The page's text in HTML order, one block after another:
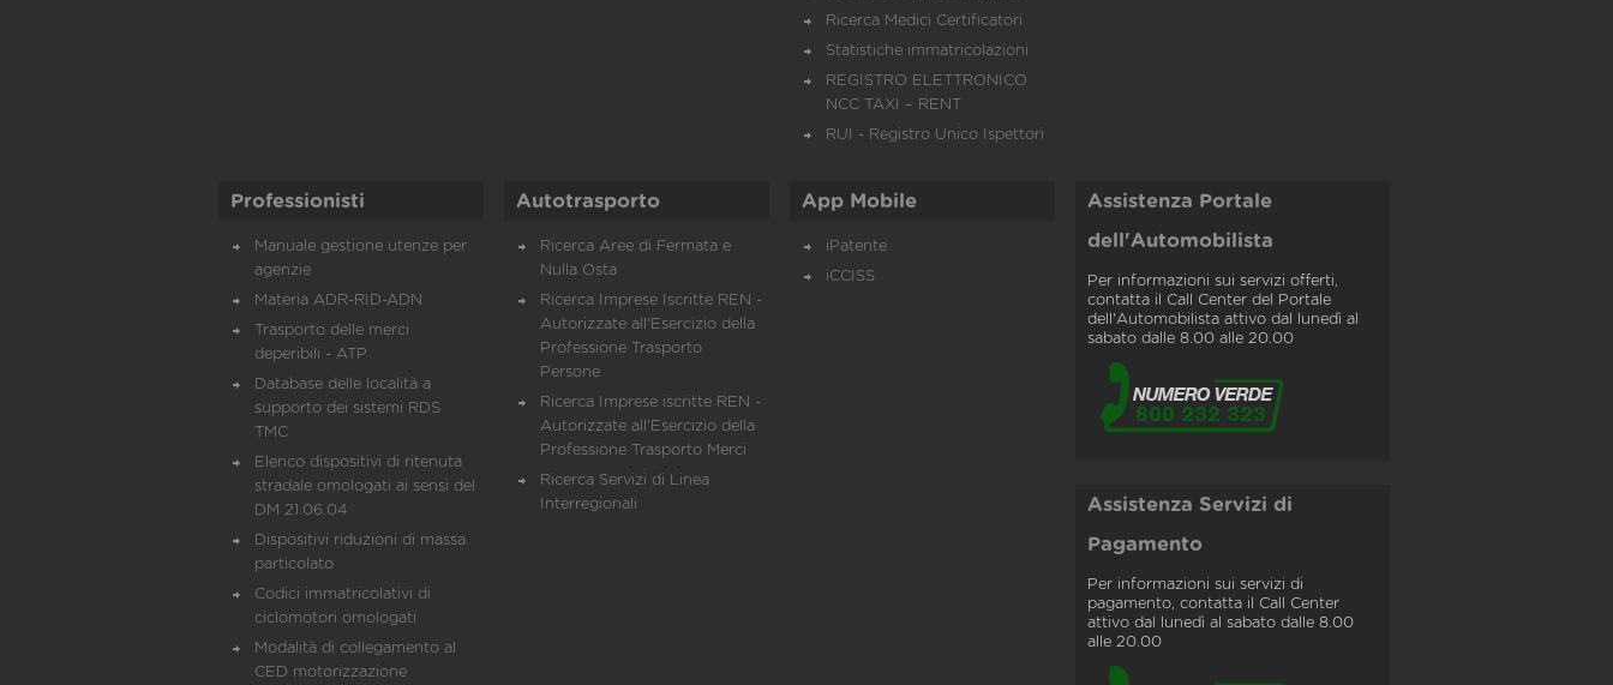
Ricerca Medici Certificatori
Statistiche immatricolazioni
REGISTRO ELETTRONICO
NCC TAXI – RENT
RUI - Registro Unico Ispettori
Professionisti
Manuale gestione utenze per
agenzie
Materia ADR-RID-ADN
Trasporto delle merci
deperibili - ATP
Database delle località a
supporto dei sistemi RDS
TMC
Elenco dispositivi di ritenuta
stradale omologati ai sensi del
DM 21.06.04
Dispositivi riduzioni di massa
particolato
Codici immatricolativi di
ciclomotori omologati
Modalità di collegamento al
CED motorizzazione
Autotrasporto
Ricerca Aree di Fermata e
Nulla Osta
Ricerca Imprese Iscritte REN -
Autorizzate all'Esercizio della
Professione Trasporto
Persone
Ricerca Imprese iscritte REN -
Autorizzate all'Esercizio della
Professione Trasporto Merci
Ricerca Servizi di Linea
Interregionali
App Mobile
iPatente
iCCISS
Assistenza Portale
dell'Automobilista
Per informazioni sui servizi offerti,
contatta il Call Center del Portale
dell'Automobilista attivo dal lunedì al
sabato dalle 8.00 alle 20.00
Assistenza Servizi di
Pagamento
Per informazioni sui servizi di
pagamento, contatta il Call Center
attivo dal lunedì al sabato dalle 8.00
alle 20.00